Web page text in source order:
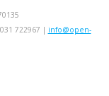
722967 | info@open-